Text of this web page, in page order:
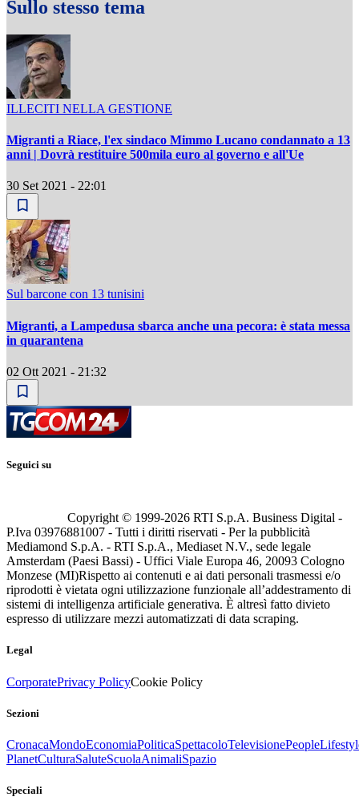
Sullo stesso tema
ILLECITI NELLA GESTIONE
Migranti a Riace, l'ex sindaco Mimmo Lucano condannato a 13
anni | Dovrà restituire 500mila euro al governo e all'Ue
30 Set 2021 - 22:01
Sul barcone con 13 tunisini
Migranti, a Lampedusa sbarca anche una pecora: è stata messa
in quarantena
02 Ott 2021 - 21:32
Seguici su
Copyright © 1999-2026 RTI S.p.A. Business Digital -
P.Iva 03976881007 - Tutti i diritti riservati - Per la pubblicità
Mediamond S.p.A. - RTI S.p.A., Mediaset N.V., sede legale
Amsterdam (Paesi Bassi) - Uffici Viale Europa 46, 20093 Cologno
Monzese (MI)Rispetto ai contenuti e ai dati personali trasmessi e/o
riprodotti è vietata ogni utilizzazione funzionale all’addestramento di
sistemi di intelligenza artificiale generativa. È altresì fatto divieto
espresso di utilizzare mezzi automatizzati di data scraping.
Legal
CorporatePrivacy PolicyCookie Policy
Sezioni
CronacaMondoEconomiaPoliticaSpettacoloTelevisionePeople
PlanetCulturaSaluteScuolaAnimaliSpazio
Speciali